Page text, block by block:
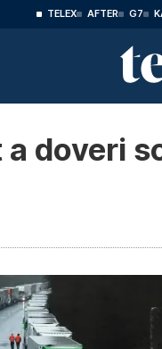
TELEX AFTER G7
doveri